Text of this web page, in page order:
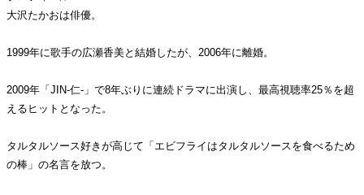
大沢たかおは俳優。
1999年に歌手の広瀬香美と結婚したが、2006年に離婚。
2009年「JIN-仁-」で8年ぶりに連続ドラマに出演し、最高視聴率25％を超
えるヒットとなった。
タルタルソース好きが高じて「エビフライはタルタルソースを食べるため
の棒」の名言を放つ。